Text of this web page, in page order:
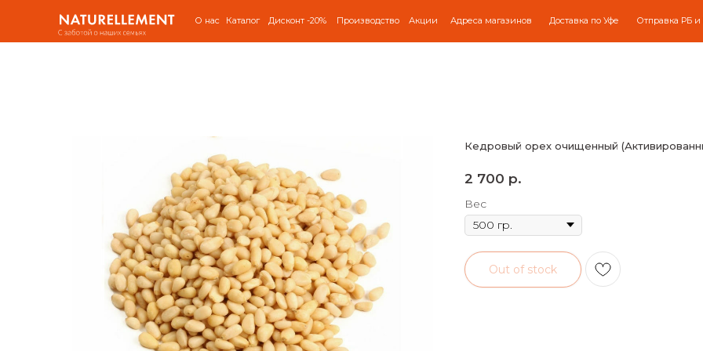
О нас Каталог Дисконт -20% Производство Акции Адреса магазинов Доставка по Уфе Отправка РБ
Кедровый орех очищенный
2 700 р.
Вес
Out of stock